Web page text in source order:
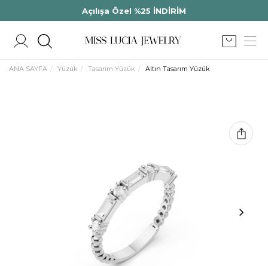
Açılışa Özel %25 İNDİRİM
ANA SAYFA Yüzük Tasarım Yüzük Altın Tasarım Yüzük